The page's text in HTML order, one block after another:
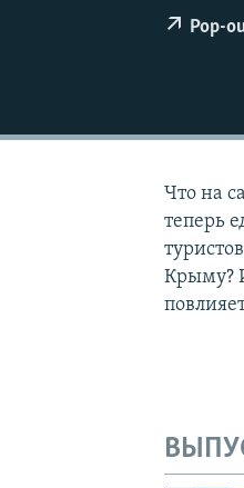
Pop-
Что на
теперь
Крыму?